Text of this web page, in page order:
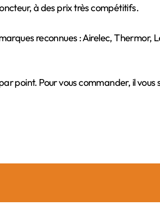
à des prix très compétitifs.
reconnues : Airelec, Thermor,
point. Pour vous commander, il vous